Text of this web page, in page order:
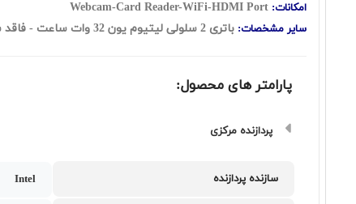
امکانات:
سایر مشخصات: باتری 2 سلولی لیتیوم یون 32 وات ساعت - فاقد سيستم‌عامل - حسگر اثر انگشت
پارامتر های محصول:
پردازنده مرکزی
سازنده پردازنده Intel